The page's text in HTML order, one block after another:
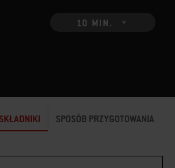
10 MIN.
SKŁADNIKI SPOSÓB PRZYGOTOWANIA